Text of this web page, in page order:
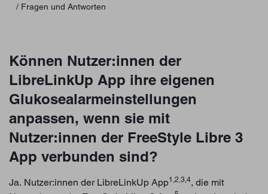
Fragen und Antworten
Können Nutzer:innen der
LibreLinkUp App ihre eigenen
Glukosealarmeinstellungen
anpassen, wenn sie mit
Nutzer:innen der FreeStyle Libre 3
App verbunden sind?
Ja. Nutzer:innen der LibreLinkUp App1,2,3,4, die mit